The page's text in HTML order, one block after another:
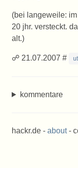
(bei langeweile:
20 jhr. versteckt.
alt.)
☍ 21.07.2007 #
kommentare
hackr.de - about-